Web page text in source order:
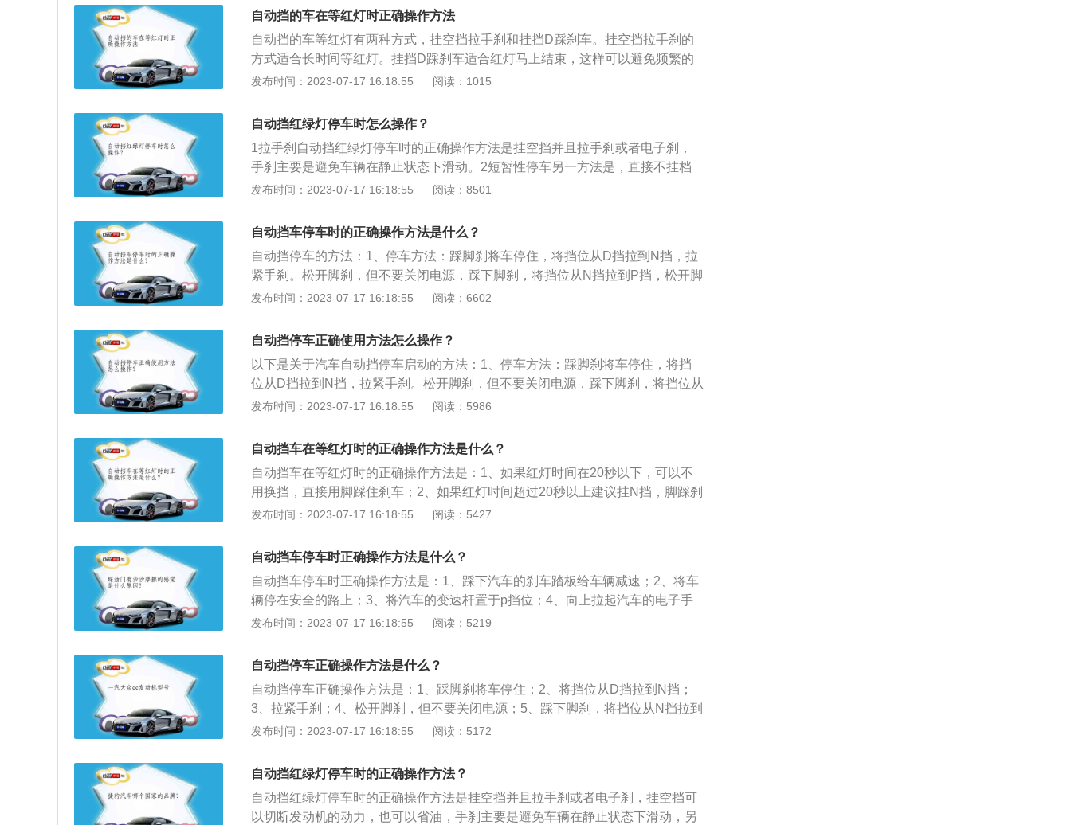
的起步时间。红灯起步步骤：等待红灯倒计时7秒的时候，就可以松抬离合器等
待绿灯。等到最后三秒的时候，就可以轻抬离合器，控制车头微微颤动，放下手
刹，挂一挡起步。车辆完成起步了，就放离合器，踩油门，提高速度，到路口中
间就可以挂二挡继续前进了。避免闯红灯的建议：1、有箭头指示灯时看箭头
灯，否则看圆灯；2、红灯亮时，车头不得再越过停止线；3、黄灯亮时，车头不
能刹不住而越过停止线；距离远或速度慢或路口拥塞时，应该停止；5、城市开
车，要有找交通灯的习惯。
自动挡的车在等红灯时正确操作方法
自动挡的车等红灯有两种方式，挂空挡拉手刹和挂挡D踩刹车。挂空挡拉手刹的
方式适合长时间等红灯。挂挡D踩刹车适合红灯马上结束，这样可以避免频繁的
换挡。挂空挡拉手刹的方法适用于红灯刚亮起或者红灯剩余时间绞长的情况。接
自由活动，不用一直踩刹车。挂D挡踩刹车的方法适用于红灯还有十秒或者走走
停停的情况。这样可以及时起步，也不用频繁换挡。自动挡等红灯不能在P档。
自动挡的P档其实和空档一样，只是比空档多了一个锁止输出轴的机构。等红灯
的时候就挂P档。如果后车反应不过来导致追尾，这个锁止机构就会损坏，甚至
变速箱报废。
发布时间：2023-07-17 16:18:55 阅读：1015
自动挡红绿灯停车时怎么操作？
1拉手刹自动挡红绿灯停车时的正确操作方法是挂空挡并且拉手刹或者电子刹，
手刹主要是避免车辆在静止状态下滑动。2短暂性停车另一方法是，直接不挂档
踩刹车，这种适合短暂性停车。
发布时间：2023-07-17 16:18:55 阅读：8501
自动挡车停车时的正确操作方法是什么？
自动挡停车的方法：1、停车方法：踩脚刹将车停住，将挡位从D挡拉到N挡，拉
紧手刹。松开脚刹，但不要关闭电源，踩下脚刹，将挡位从N挡拉到P挡，松开脚
刹，关闭电源。2、有钥匙系列自动挡车正确停车方法：踩脚刹将车停住，将挡
挡位从N挡拉到P挡，松开脚刹，旋回钥匙，关闭电源，拔出钥匙。
发布时间：2023-07-17 16:18:55 阅读：6602
自动挡停车正确使用方法怎么操作？
以下是关于汽车自动挡停车启动的方法：1、停车方法：踩脚刹将车停住，将挡
位从D挡拉到N挡，拉紧手刹。松开脚刹，但不要关闭电源，踩下脚刹，将挡位从
N挡拉到P挡，松开脚刹，关闭电源。2、有钥匙系列自动挡车正确停车方法是，
闭电源，踩下脚刹，将挡位从N挡拉到P挡，松开脚刹，旋回钥匙，关闭电源，拔
出钥匙。3、无钥匙一键启动系列自动挡车正确起步方法是，不踩脚刹，连按两
下启动键，让汽车电脑系统开始自检，至少6秒以上。踩下脚刹，按启停键点
火。
发布时间：2023-07-17 16:18:55 阅读：5986
自动挡车在等红灯时的正确操作方法是什么？
自动挡车在等红灯时的正确操作方法是：1、如果红灯时间在20秒以下，可以不
用换挡，直接用脚踩住刹车；2、如果红灯时间超过20秒以上建议挂N挡，脚踩刹
车；3、如果红灯时间超过30秒以上，也可以挂N挡，但要拉手刹；4、如果红灯
车或长时间怠速停车，这种情况下需要把挡位挂入P挡，因为挂入P挡后变速箱的
驻车棘爪会与卡槽咬合，这样就锁止了汽车的传动部分。正确的停车方式是：先
踩住刹车并挂入N挡，然后拉上手刹并松开制动踏板，当车辆停稳后挂入P挡。
发布时间：2023-07-17 16:18:55 阅读：5427
自动挡车停车时正确操作方法是什么？
自动挡车停车时正确操作方法是：1、踩下汽车的刹车踏板给车辆减速；2、将车
辆停在安全的路上；3、将汽车的变速杆置于p挡位；4、向上拉起汽车的电子手
刹开关；5、按下汽车启动键给车辆熄火即可。自动挡车启动步骤是：1、上车插
上；3、松开刹车，启动汽车发动机；4、用脚踩下刹车从n挡拉到d挡位，松开刹
车轻踏油门起步即可。
发布时间：2023-07-17 16:18:55 阅读：5219
自动挡停车正确操作方法是什么？
自动挡停车正确操作方法是：1、踩脚刹将车停住；2、将挡位从D挡拉到N挡；
3、拉紧手刹；4、松开脚刹，但不要关闭电源；5、踩下脚刹，将挡位从N挡拉到
P挡；6、松开脚刹，按启停键关闭电源。自动挡起步方法是：1、不踩脚刹，连
键点火；3、松开脚刹，原地热车；4、踩下脚刹，松开手刹，将挡位从P挡拉到
D挡；5、缓慢放开脚刹，起步；6、根据路况，平稳踩踏油门加油即可。
发布时间：2023-07-17 16:18:55 阅读：5172
自动挡红绿灯停车时的正确操作方法？
自动挡红绿灯停车时的正确操作方法是挂空挡并且拉手刹或者电子刹，挂空挡可
以切断发动机的动力，也可以省油，手刹主要是避免车辆在静止状态下滑动，另